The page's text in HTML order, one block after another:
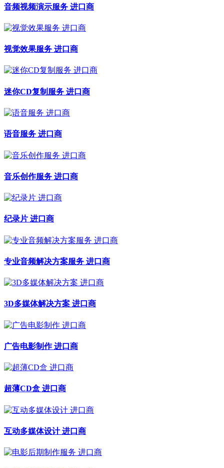
音频视频演示服务 进口商
视觉效果服务 进口商
迷你CD复制服务 进口商
语音服务 进口商
音乐创作服务 进口商
纪录片 进口商
专业音频解决方案服务 进口商
3D多媒体解决方案 进口商
广告电影制作 进口商
超薄CD盒 进口商
互动多媒体设计 进口商